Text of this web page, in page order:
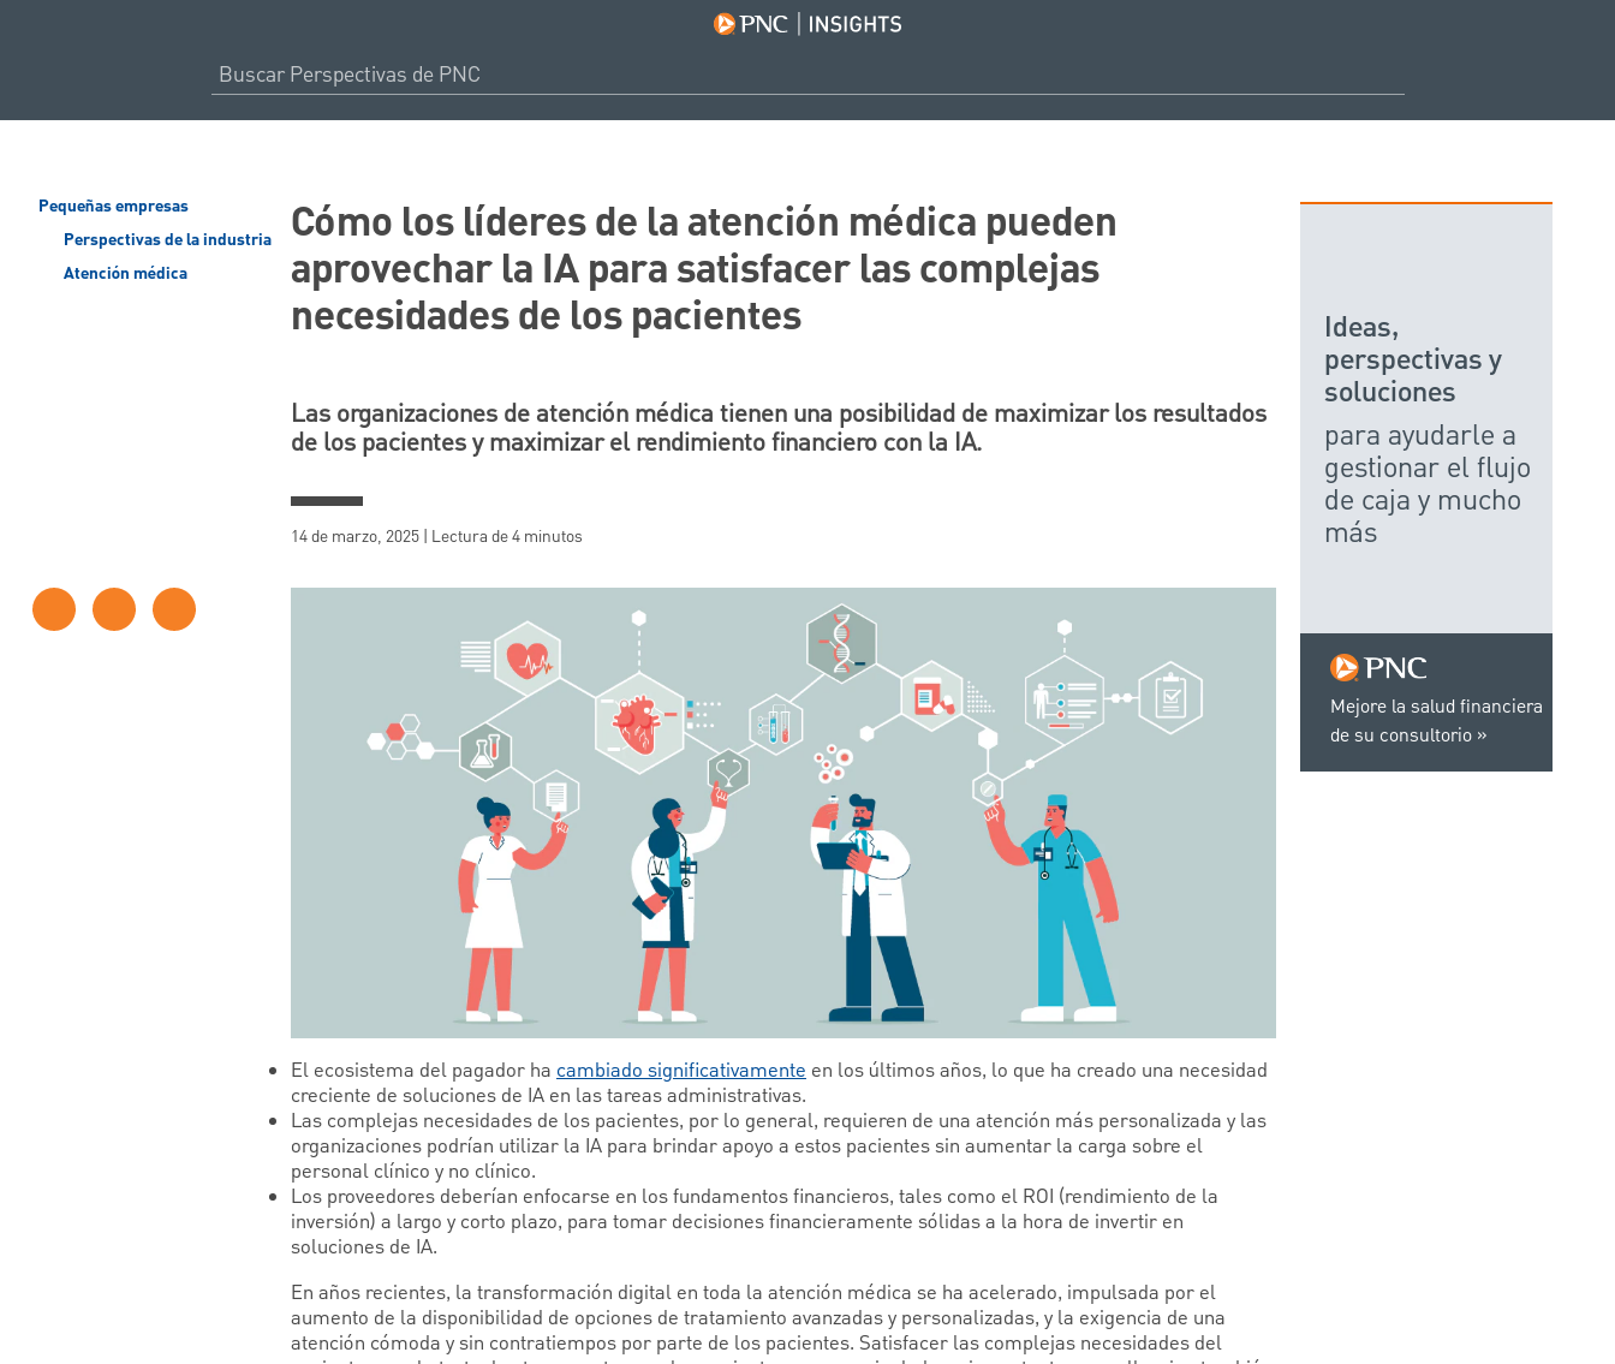
Pequeñas empresas
Perspectivas de la industria
Atención médica
Cómo los líderes de la atención médica pueden
aprovechar la IA para satisfacer las complejas
necesidades de los pacientes
Las organizaciones de atención médica tienen una posibilidad de maximizar los resultados
de los pacientes y maximizar el rendimiento financiero con la IA.
14 de marzo, 2025 | Lectura de 4 minutos
El ecosistema del pagador ha cambiado significativamente en los últimos años, lo que ha creado una necesidad
creciente de soluciones de IA en las tareas administrativas.
Las complejas necesidades de los pacientes, por lo general, requieren de una atención más personalizada y las
organizaciones podrían utilizar la IA para brindar apoyo a estos pacientes sin aumentar la carga sobre el
personal clínico y no clínico.
Los proveedores deberían enfocarse en los fundamentos financieros, tales como el ROI (rendimiento de la
inversión) a largo y corto plazo, para tomar decisiones financieramente sólidas a la hora de invertir en
soluciones de IA.
En años recientes, la transformación digital en toda la atención médica se ha acelerado, impulsada por el
aumento de la disponibilidad de opciones de tratamiento avanzadas y personalizadas, y la exigencia de una
atención cómoda y sin contratiempos por parte de los pacientes. Satisfacer las complejas necesidades del
Mejore la salud financiera
de su consultorio
Ideas,
perspectivas y
soluciones
para ayudarle a
gestionar el flujo
de caja y mucho
más